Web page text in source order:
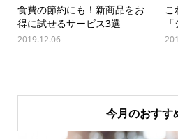
食費の節約にも！新商品をお
得に試せるサービス3選
2019.12.06
こ
今月のおすす